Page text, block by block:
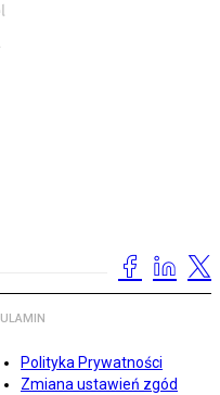
Polityka Prywatności
Zmiana ustawień zgód